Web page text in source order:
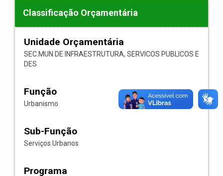
Classificação Orçamentária
Unidade Orçamentária
SEC.MUN DE INFRAESTRUTURA, SERVICOS PUBLICOS E
DES
Função
Urbanismo
Sub-Função
Serviços Urbanos
Programa